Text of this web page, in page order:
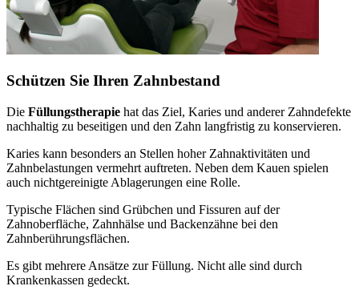
Schützen Sie Ihren Zahnbestand
Die Füllungstherapie hat das Ziel, Karies und anderer Zahndefekte
nachhaltig zu beseitigen und den Zahn langfristig zu konservieren.
Karies kann besonders an Stellen hoher Zahnaktivitäten und
Zahnbelastungen vermehrt auftreten. Neben dem Kauen spielen
auch nichtgereinigte Ablagerungen eine Rolle.
Typische Flächen sind Grübchen und Fissuren auf der
Zahnoberfläche, Zahnhälse und Backenzähne bei den
Zahnberührungsflächen.
Es gibt mehrere Ansätze zur Füllung. Nicht alle sind durch
Krankenkassen gedeckt.